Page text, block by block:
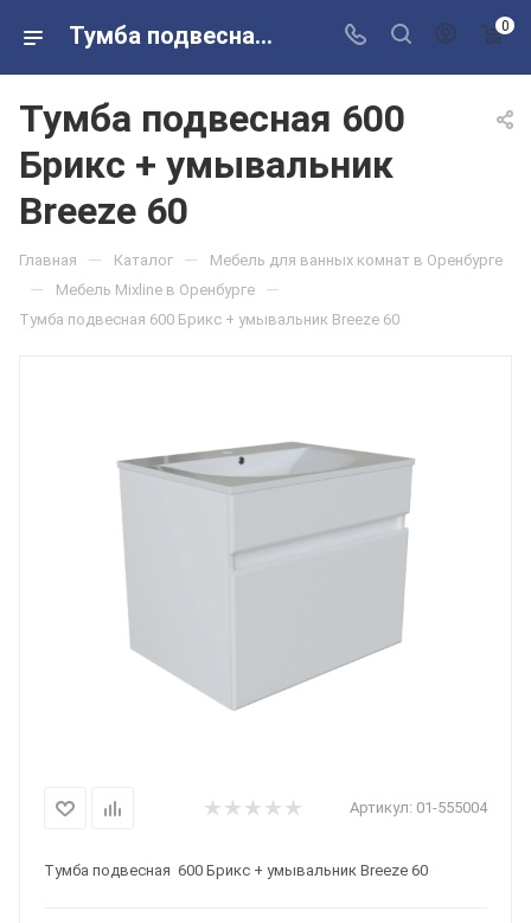
Тумба подвесная 600 Брикс + умывальник Breeze 60 в розничных магазинах Сантехторг 0
Тумба подвесная 600
Брикс + умывальник
Breeze 60
Главная — Каталог — Мебель для ванных комнат в Оренбурге
— Мебель Mixline в Оренбурге —
Тумба подвесная 600 Брикс + умывальник Breeze 60
Артикул: 01-555004
Тумба подвесная 600 Брикс + умывальник Breeze 60